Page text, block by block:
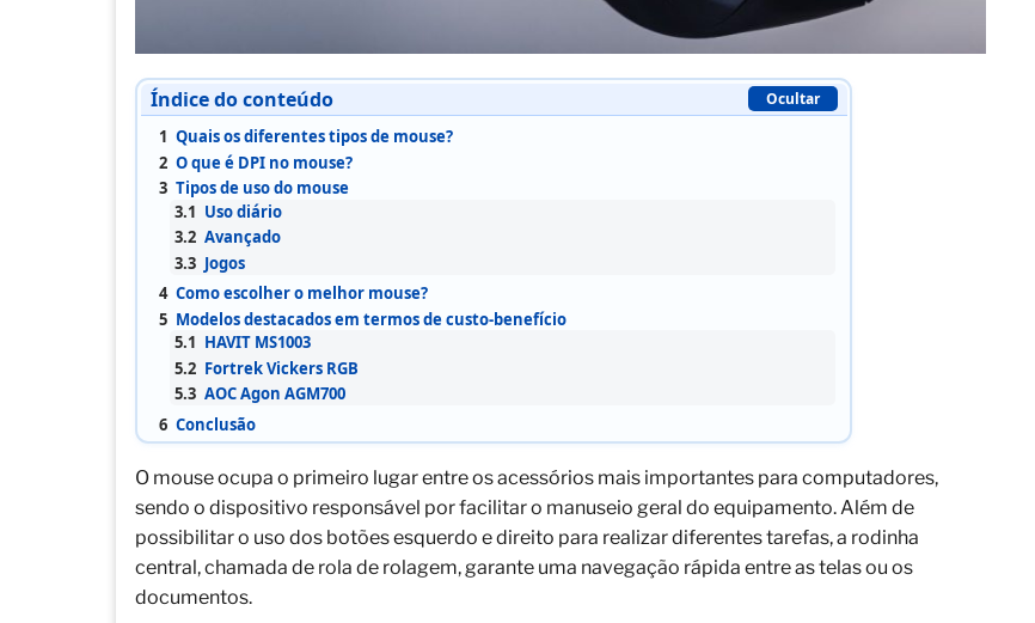
Índice do conteúdo Ocultar
1 Quais os diferentes tipos de mouse?
2 O que é DPI no mouse?
3 Tipos de uso do mouse
3.1 Uso diário
3.2 Avançado
3.3 Jogos
4 Como escolher o melhor mouse?
5 Modelos destacados em termos de custo-benefício
5.1 HAVIT MS1003
5.2 Fortrek Vickers RGB
5.3 AOC Agon AGM700
6 Conclusão
O mouse ocupa o primeiro lugar entre os acessórios mais importantes para computadores,
sendo o dispositivo responsável por facilitar o manuseio geral do equipamento. Além de
possibilitar o uso dos botões esquerdo e direito para realizar diferentes tarefas, a rodinha
central, chamada de rola de rolagem, garante uma navegação rápida entre as telas ou os
documentos.